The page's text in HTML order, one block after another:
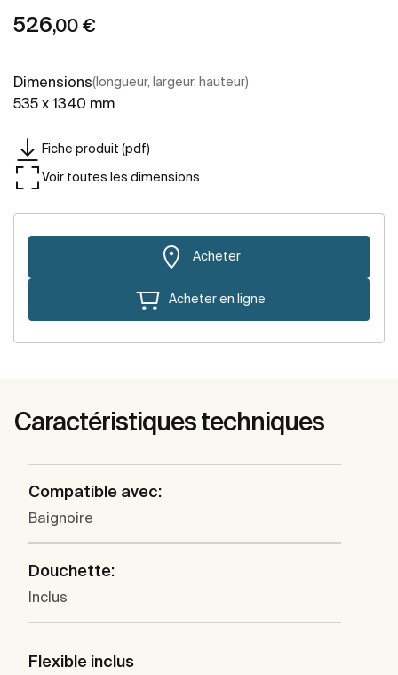
526,00 €
Dimensions(longueur, largeur, hauteur)
535 x 1340 mm
Fiche produit (pdf)
Voir toutes les dimensions
Acheter
Acheter en ligne
Caractéristiques techniques
Compatible avec:
Baignoire
Douchette:
Inclus
Flexible inclus